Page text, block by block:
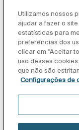
Atendimento
Sobre nós
Inspiração
Utilizamos nossos
ajudar a fazer o
estatísticas para
preferências dos
clicar em "Aceitar
uso desses
que não são
Configurações de